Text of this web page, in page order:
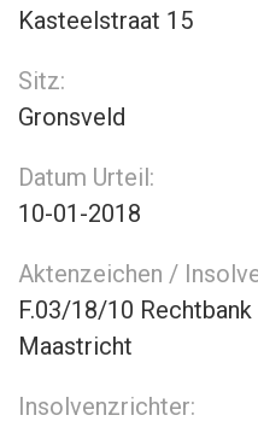
Kasteelstraat 15
Sitz:
Gronsveld
Datum Urteil:
10-01-2018
Aktenzeichen /
F.03/18/10
Maastricht
Insolvenzrichter: